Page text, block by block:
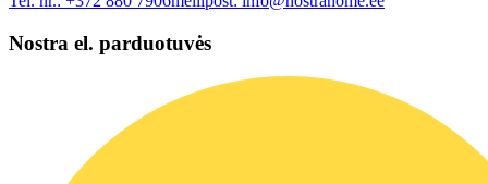
Nostra el. parduotuvės